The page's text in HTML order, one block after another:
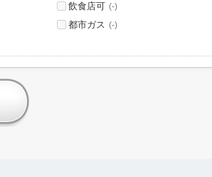
飲食店可 (-)
都市ガス (-)